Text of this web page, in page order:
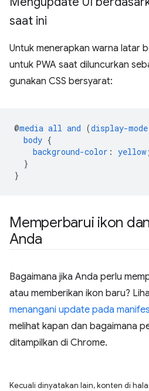
saat ini
Untuk menerapkan warna latar
untuk PWA saat diluncurkan
gunakan CSS bersyarat:
@media all and (display-mode
body {
background-color : yellow ;
}
}
Memperbarui ikon
Anda
Bagaimana jika Anda perlu
atau memberikan ikon baru?
menangani update pada
melihat kapan dan bagaimana
ditampilkan di Chrome.
Kecuali dinyatakan lain, konten di